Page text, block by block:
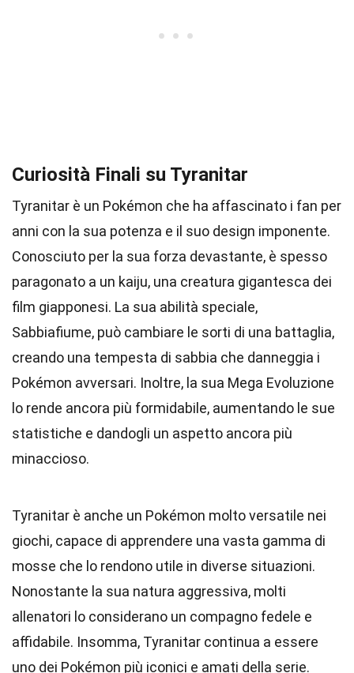
Curiosità Finali su Tyranitar
Tyranitar è un Pokémon che ha affascinato i fan per
anni con la sua potenza e il suo design imponente.
Conosciuto per la sua forza devastante, è spesso
paragonato a un kaiju, una creatura gigantesca dei
film giapponesi. La sua abilità speciale,
Sabbiafiume, può cambiare le sorti di una battaglia,
creando una tempesta di sabbia che danneggia i
Pokémon avversari. Inoltre, la sua Mega Evoluzione
lo rende ancora più formidabile, aumentando le sue
statistiche e dandogli un aspetto ancora più
minaccioso.
Tyranitar è anche un Pokémon molto versatile nei
giochi, capace di apprendere una vasta gamma di
mosse che lo rendono utile in diverse situazioni.
Nonostante la sua natura aggressiva, molti
allenatori lo considerano un compagno fedele e
affidabile. Insomma, Tyranitar continua a essere
uno dei Pokémon più iconici e amati della serie.